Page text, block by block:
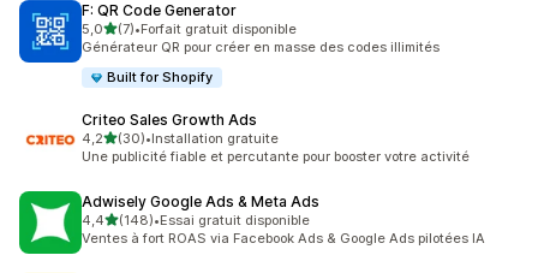
F: QR Code Generator
5,0étoile(s) sur 5
(7)
7 avis au total
•Forfait gratuit disponible
Générateur QR pour créer en masse des codes illimités
Built for Shopify
Criteo Sales Growth Ads
4,2étoile(s) sur 5
(30)
30 avis au total
•Installation gratuite
Une publicité fiable et percutante pour booster votre activité
Adwisely Google Ads & Meta Ads
4,4étoile(s) sur 5
(148)
148 avis au total
•Essai gratuit disponible
Ventes à fort ROAS via Facebook Ads & Google Ads pilotées IA